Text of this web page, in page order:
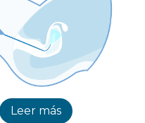
Leer más